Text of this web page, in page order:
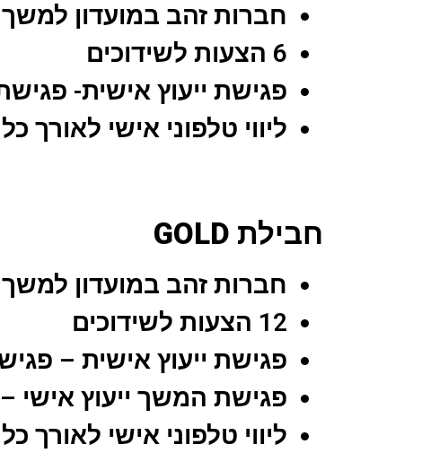
חברות זהב במועדון למשך 3 חודשים
6 הצעות לשידוכים
פגישת ייעוץ אישית-
ליווי טלפוני אישי
חבילת GOLD
חברות זהב במועדון למשך 6 חודשים
12 הצעות לשידוכים
פגישת ייעוץ אישית –
פגישת המשך ייעוץ
ליווי טלפוני אישי